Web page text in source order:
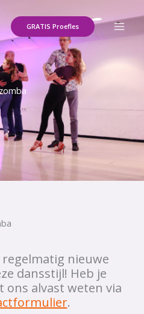
GRATIS Proefles
nieuwe
dansstijl! Heb je
ons alvast weten via
.